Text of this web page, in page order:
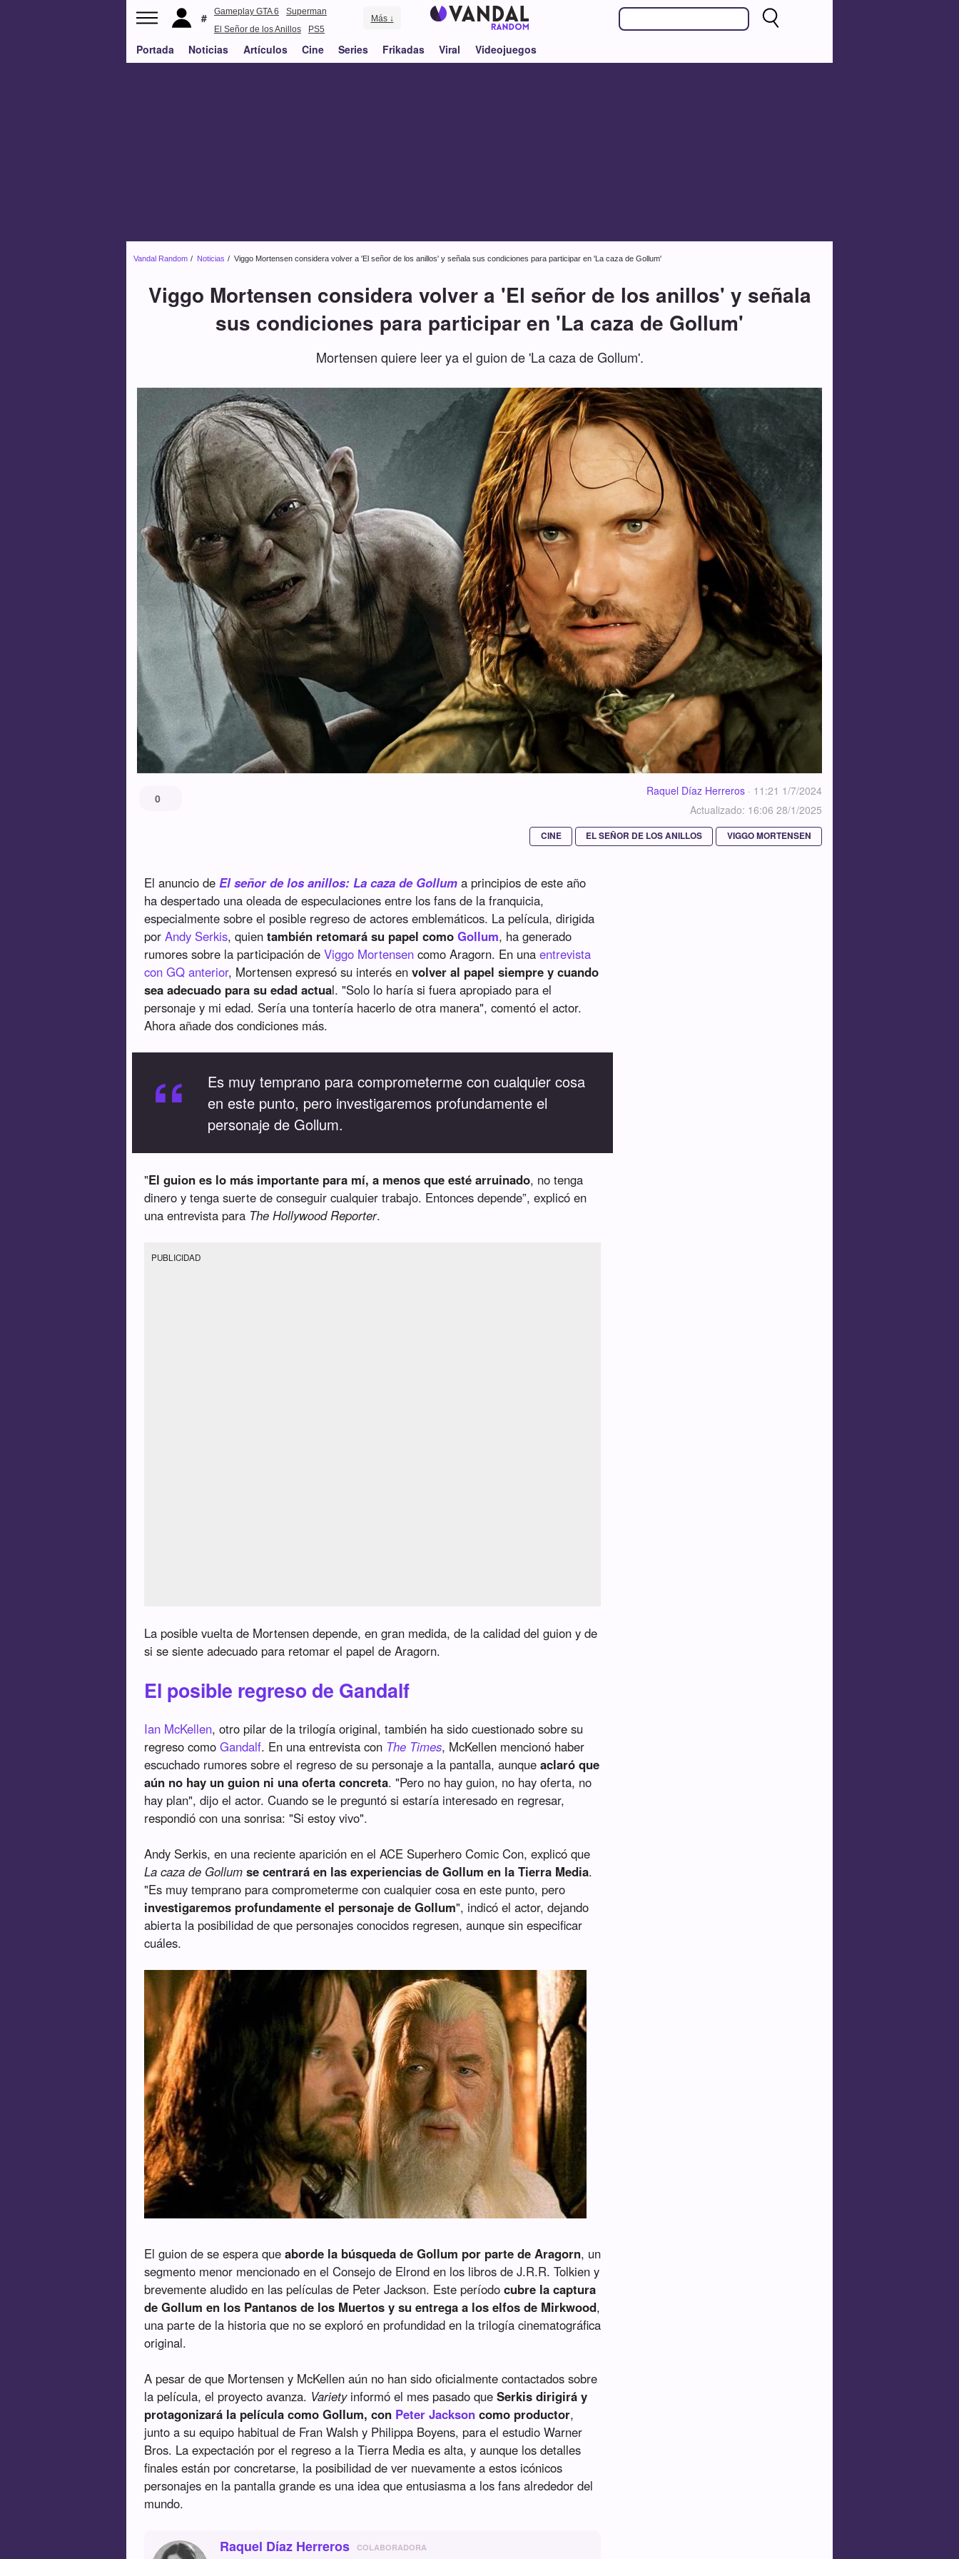
Gameplay GTA 6
Superman
El Señor de los Anillos
PS5
Más ↓
Portada Noticias Artículos Cine Series Frikadas Viral Videojuegos
Vandal Random Noticias Viggo Mortensen considera volver a 'El señor de los anillos' y señala sus condiciones para participar en 'La caza de Gollum'
Viggo Mortensen considera volver a 'El señor de los anillos' y señala
sus condiciones para participar en 'La caza de Gollum'
Mortensen quiere leer ya el guion de 'La caza de Gollum'.
0
Raquel Díaz Herreros · 11:21 1/7/2024
Actualizado: 16:06 28/1/2025
CINE EL SEÑOR DE LOS ANILLOS VIGGO MORTENSEN
El anuncio deEl señor de los anillos: La caza de Gollum a principios de este año
ha despertado una oleada de especulaciones entre los fans de la franquicia,
especialmente sobre el posible regreso de actores emblemáticos. La película, dirigida
porAndy Serkis, quien también retomará su papel comoGollum, ha generado
rumores sobre la participación deViggo Mortensen como Aragorn. En unaentrevista
con GQ anterior, Mortensen expresó su interés envolver al papel siempre y cuando
sea adecuado para su edad actual. "Solo lo haría si fuera apropiado para el
personaje y mi edad. Sería una tontería hacerlo de otra manera", comentó el actor.
Ahora añade dos condiciones más.
“
Es muy temprano para comprometerme con cualquier cosa
en este punto, pero investigaremos profundamente el
personaje de Gollum.
"El guion es lo más importante para mí, a menos que esté arruinado, no tenga
dinero y tenga suerte de conseguir cualquier trabajo. Entonces depende”, explicó en
una entrevista para The Hollywood Reporter.
PUBLICIDAD
La posible vuelta de Mortensen depende, en gran medida, de la calidad del guion y de
si se siente adecuado para retomar el papel de Aragorn.
El posible regreso de Gandalf
Ian McKellen, otro pilar de la trilogía original, también ha sido cuestionado sobre su
regreso comoGandalf. En una entrevista con The Times, McKellen mencionó haber
escuchado rumores sobre el regreso de su personaje a la pantalla, aunqueaclaró que
aún no hay un guion ni una oferta concreta. "Pero no hay guion, no hay oferta, no
hay plan", dijo el actor. Cuando se le preguntó si estaría interesado en regresar,
respondió con una sonrisa: "Si estoy vivo".
Andy Serkis, en una reciente aparición en el ACE Superhero Comic Con, explicó que
La caza de Gollum se centrará en las experiencias de Gollum en la Tierra Media.
"Es muy temprano para comprometerme con cualquier cosa en este punto, pero
investigaremos profundamente el personaje de Gollum", indicó el actor, dejando
abierta la posibilidad de que personajes conocidos regresen, aunque sin especificar
cuáles.
El guion de se espera queaborde la búsqueda de Gollum por parte de Aragorn, un
segmento menor mencionado en el Consejo de Elrond en los libros de J.R.R. Tolkien y
brevemente aludido en las películas de Peter Jackson. Este períodocubre la captura
de Gollum en los Pantanos de los Muertos y su entrega a los elfos de Mirkwood,
una parte de la historia que no se exploró en profundidad en la trilogía cinematográfica
original.
A pesar de que Mortensen y McKellen aún no han sido oficialmente contactados sobre
la película, el proyecto avanza. Varietyinformó el mes pasado queSerkis dirigirá y
protagonizará la película como Gollum, con Peter Jackson como productor,
junto a su equipo habitual de Fran Walsh y Philippa Boyens, para el estudio Warner
Bros. La expectación por el regreso a la Tierra Media es alta, y aunque los detalles
finales están por concretarse, la posibilidad de ver nuevamente a estos icónicos
personajes en la pantalla grande es una idea que entusiasma a los fans alrededor del
mundo.
Raquel Díaz Herreros COLABORADORA